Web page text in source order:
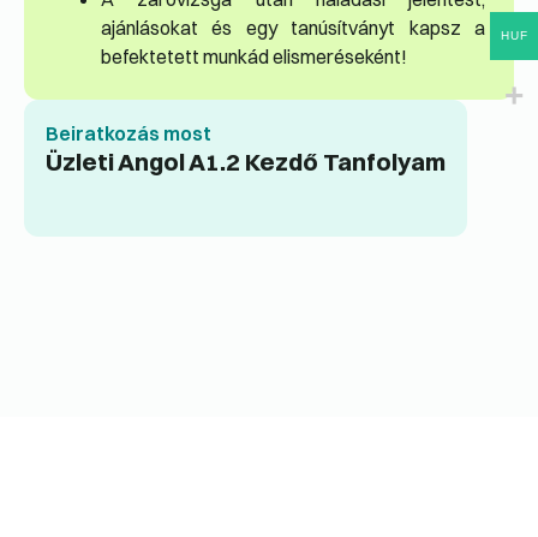
ajánlásokat és egy tanúsítványt kapsz a
befektetett munkád elismeréseként!
Beiratkozás most
Üzleti Angol A1.2 Kezdő Tanfolyam
HUF